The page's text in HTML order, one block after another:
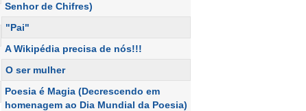
Senhor de Chifres)
"Pai"
A Wikipédia precisa de nós!!!
O ser mulher
Poesia é Magia (Decrescendo em
homenagem ao Dia Mundial da Poesia)